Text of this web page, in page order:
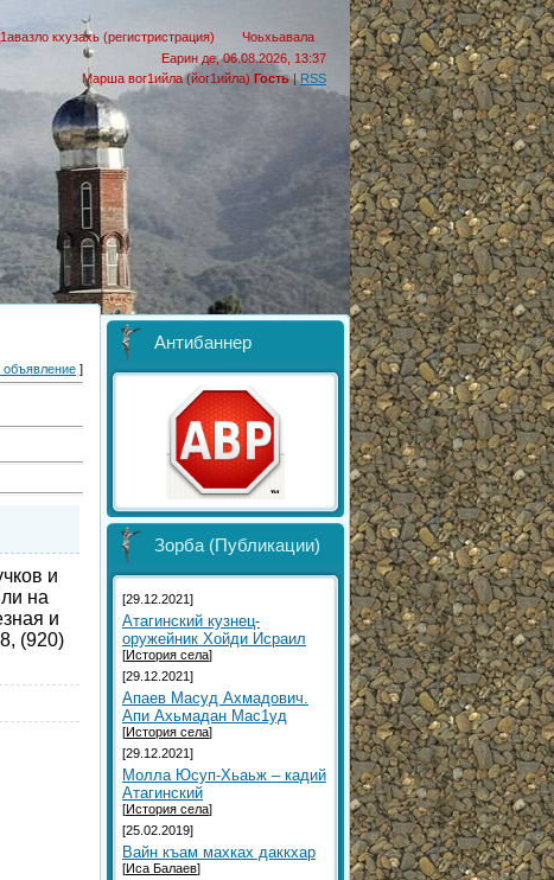
Еарин де, 06.08.2026, 13:37
Марша вог1ийла (йог1ийла) Гость|RSS
кхузахь (регистристрация) Чоьхьавала
объявление ]
и
на
и
(920)
Антибаннер
Зорба (Публикации)
[29.12.2021]
Атагинский кузнец-
оружейник Хойди Исраил
[История села]
[29.12.2021]
Aпаев Масуд Ахмадович.
Aпи Ахьмадан Мас1уд
[История села]
[29.12.2021]
Молла Юсуп-Хьаьж – кадий
Атагинский
[История села]
[25.02.2019]
Вайн къам махках даккхар
[Иса Балаев]